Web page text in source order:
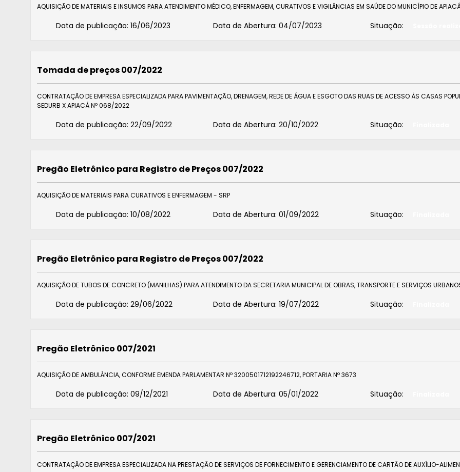
AQUISIÇÃO DE MATERIAIS E INSUMOS PARA ATENDIMENTO MÉDICO, ENFERMAGEM, CURATIVOS E VIGILÂNCIAS EM SAÚDE DO MUNICÍPIO DE
Data de publicação: 16/06/2023 Data de Abertura: 04/07/2023 Situação:
Tomada de preços 007/2022
CONTRATAÇÃO DE EMPRESA ESPECIALIZADA PARA PAVIMENTAÇÃO, DRENAGEM, REDE DE ÁGUA E ESGOTO DAS RUAS DE ACESSO ÀS CASAS
SEDURB X APIACÁ Nº 068/2022
Data de publicação: 22/09/2022 Data de Abertura: 20/10/2022 Situação:
Pregão Eletrônico para Registro de Preços 007/2022
AQUISIÇÃO DE MATERIAIS PARA CURATIVOS E ENFERMAGEM - SRP
Data de publicação: 10/08/2022 Data de Abertura: 01/09/2022 Situação:
Pregão Eletrônico para Registro de Preços 007/2022
AQUISIÇÃO DE TUBOS DE CONCRETO (MANILHAS) PARA ATENDIMENTO DA SECRETARIA MUNICIPAL DE OBRAS, TRANSPORTE E SERVIÇOS
Data de publicação: 29/06/2022 Data de Abertura: 19/07/2022 Situação:
Pregão Eletrônico 007/2021
AQUISIÇÃO DE AMBULÂNCIA, CONFORME EMENDA PARLAMENTAR Nº 3200501712192246712, PORTARIA Nº 3673
Data de publicação: 09/12/2021 Data de Abertura: 05/01/2022 Situação:
Pregão Eletrônico 007/2021
CONTRATAÇÃO DE EMPRESA ESPECIALIZADA NA PRESTAÇÃO DE SERVIÇOS DE FORNECIMENTO E GERENCIAMENTO DE CARTÃO DE AUXÍLIO-